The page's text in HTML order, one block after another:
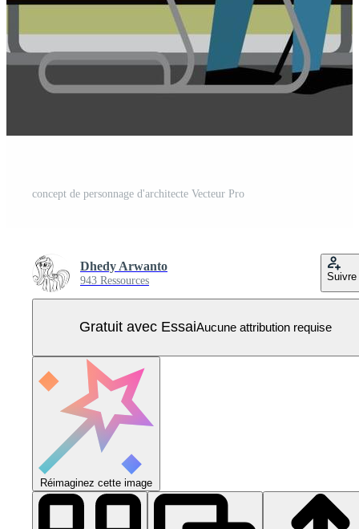
concept de personnage d'architecte Vecteur Pro
Dhedy Arwanto
943 Ressources Suivre
Gratuit avec EssaiAucune attribution requise
Réimaginez cette image